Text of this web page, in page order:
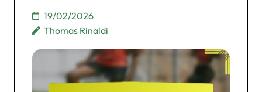
19/02/2026
Thomas Rinaldi